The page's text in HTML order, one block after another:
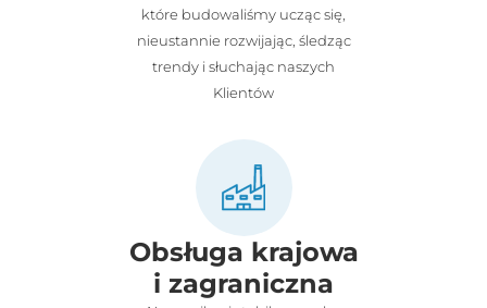
które budowaliśmy ucząc się,
nieustannie rozwijając, śledząc
trendy i słuchając naszych
Klientów
Obsługa krajowa
i zagraniczna